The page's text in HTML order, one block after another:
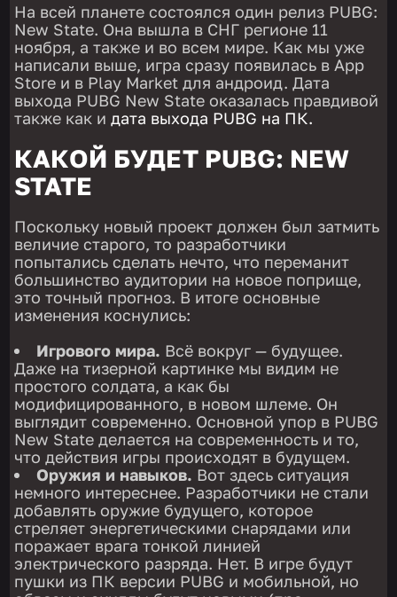
На всей планете состоялся один релиз PUBG:
New State. Она вышла в СНГ регионе 11
ноября, а также и во всем мире. Как мы уже
написали выше, игра сразу появилась в App
Store и в Play Market для андроид. Дата
выхода PUBG New State оказалась правдивой
также как идата выхода PUBG на ПК.
КАКОЙ БУДЕТ PUBG: NEW
STATE
Поскольку новый проект должен был затмить
величие старого, то разработчики
попытались сделать нечто, что переманит
большинство аудитории на новое поприще,
это точный прогноз. В итоге основные
изменения коснулись:
Игрового мира. Всё вокруг — будущее.
Даже на тизерной картинке мы видим не
простого солдата, а как бы
модифицированного, в новом шлеме. Он
выглядит современно. Основной упор в PUBG
New State делается на современность и то,
что действия игры происходят в будущем.
Оружия и навыков. Вот здесь ситуация
немного интереснее. Разработчики не стали
добавлять оружие будущего, которое
стреляет энергетическими снарядами или
поражает врага тонкой линией
электрического разряда. Нет. В игре будут
пушки из ПК версии PUBG и мобильной, но